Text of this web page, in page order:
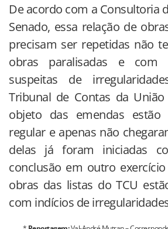
De acordo com a Consultoria
Senado, essa relação de
precisam ser repetidas não
obras paralisadas e
suspeitas de
Tribunal de Contas da União
objeto das emendas estão
regular e apenas não
delas já foram iniciadas
conclusão em outro exercício
obras das listas do TCU
com indícios de